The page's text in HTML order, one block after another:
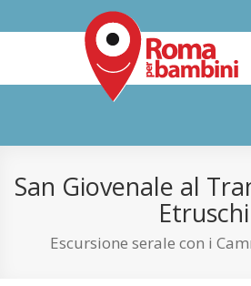
San Giovenale al
Etruschi
Escursione serale con i